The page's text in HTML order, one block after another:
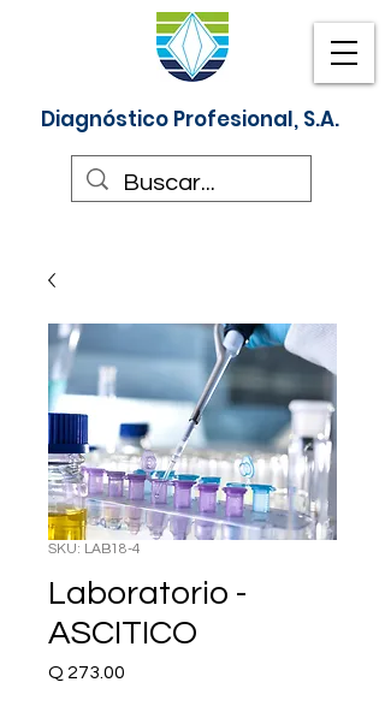
Diagnóstico Profesional, S.A.
SKU: LAB18-4
Laboratorio -
ASCITICO
Q 273.00